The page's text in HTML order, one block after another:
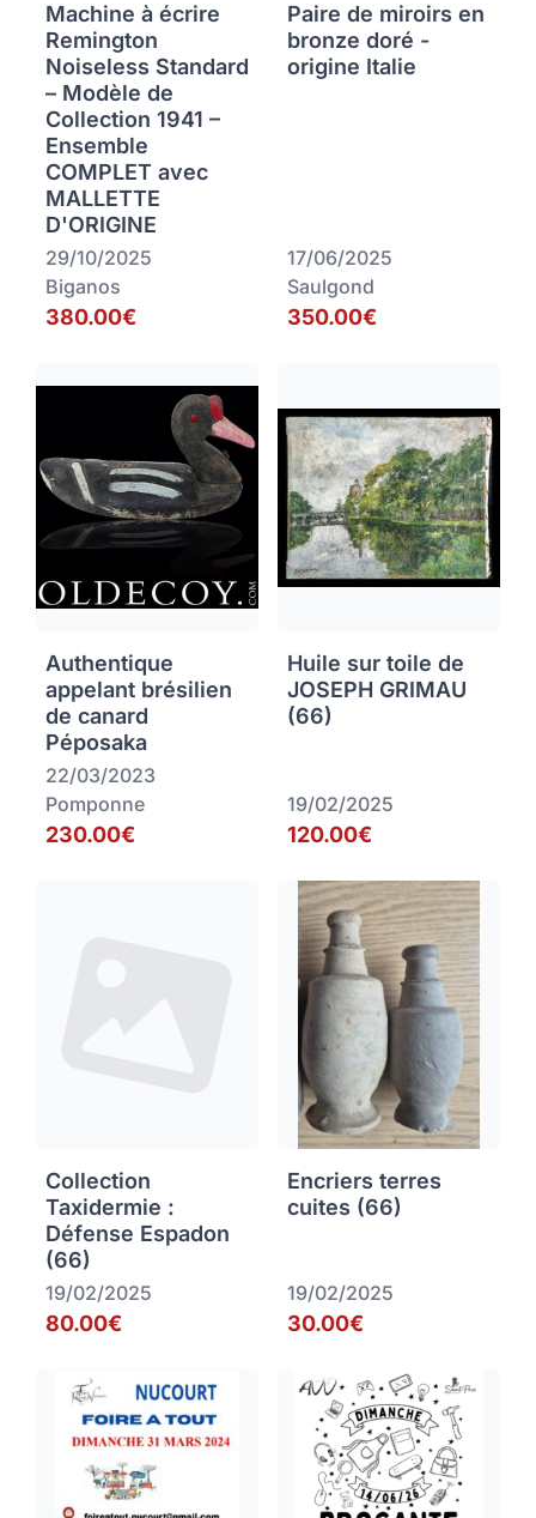
Machine à écrire
Remington
Noiseless Standard
– Modèle de
Collection 1941 –
Ensemble
COMPLET avec
MALLETTE
D'ORIGINE
29/10/2025
Biganos
380.00€
Paire de miroirs en
bronze doré -
origine Italie
17/06/2025
Saulgond
350.00€
Authentique
appelant brésilien
de canard
Péposaka
22/03/2023
Pomponne
230.00€
Huile sur toile de
JOSEPH GRIMAU
(66)
19/02/2025
120.00€
Collection
Taxidermie :
Défense Espadon
(66)
19/02/2025
80.00€
Encriers terres
cuites (66)
19/02/2025
30.00€